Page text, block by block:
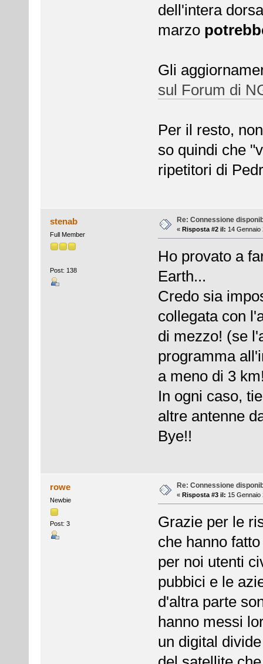
dell'intera
marzo
Gli
sul Forum di
Per il resto,
so quindi che
ripetitori di
stenab
Full Member
Post: 138
Re: Connessione
« Risposta #2 il: 14 Gennaio
Ho provato a
Earth...
Credo sia
collegata con
di mezzo! (se
programma
a meno di 3
In ogni caso,
altre antenne
Bye!!
rowe
Newbie
Post: 3
Re: Connessione
« Risposta #3 il: 15 Gennaio
Grazie per le
che hanno
per noi utenti
pubbici e le
d'altra parte
hanno messi
un digital